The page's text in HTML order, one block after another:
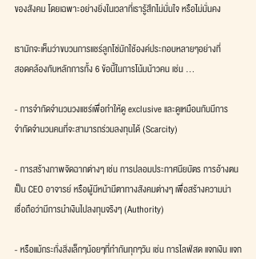
ของสังคม โดยเฉพาะอย่างยิ่งในเวลาที่เรารู้สึกไม่มั่นใจ หรือไม่มั่นคง
เรามักจะเห็นว่าขบวนการแชร์ลูกโซ่มักใช้องค์ประกอบหลายๆอย่างที่
สอดคล้องกับหลักการทั้ง 6 ข้อนี้ในการโน้มน้าวคน เช่น ...
- การจำกัดจำนวนวงแชร์เพื่อทำให้ดู exclusive และดูเหมือนกับมีการ
จำกัดจำนวนคนที่จะสามารถร่วมลงทุนได้ (Scarcity)
- การสร้างภาพจัดฉากต่างๆ เช่น การปลอมประกาศนียบัตร การอ้างตน
เป็น CEO อาจารย์ หรือผู้มีหน้ามีตาทางสังคมต่างๆ เพื่อสร้างความน่า
เชื่อถือว่ามีการนำเงินไปลงทุนจริงๆ (Authority)
- หรือแม้กระทั่งสิ่งเล็กๆน้อยๆที่ทำกันทุกๆวัน เช่น การไลฟ์สด แจกเงิน แจก